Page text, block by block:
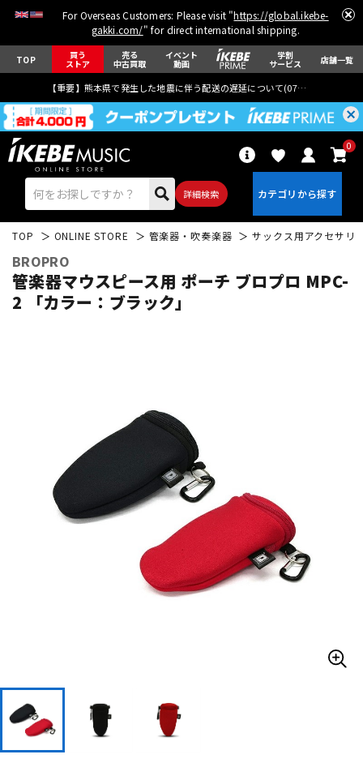
For Overseas Customers: Please visit "https://global.ikebe-
gakki.com/" for direct international shipping.
TOP 買う
ストア
売る
中古買取
イベント
動画
学割
サービス 店舗一覧
【重要】熊本県で発生した地震に伴う配送の遅延について(07月29日
詳細検索
0
ドラム
キーボード 電子ピアノ
その他楽器
DTM オンライン納品
TOP ONLINE STORE 管楽器・吹奏楽器 サックス用アクセサリ
BROPRO
管楽器マウスピース用 ポーチ ブロプロ MPC-
2 「カラー：ブラック」